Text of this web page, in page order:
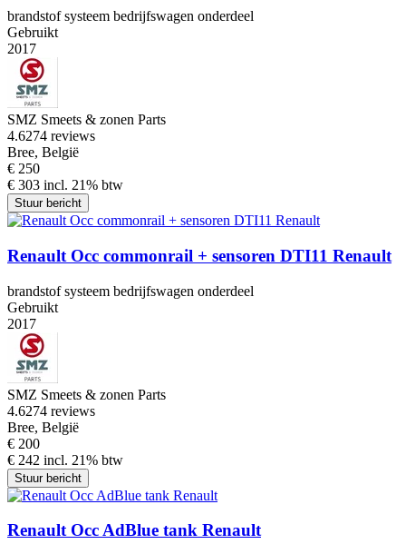
brandstof systeem bedrijfswagen onderdeel
Gebruikt
2017
SMZ Smeets & zonen Parts
4.6274 reviews
Bree, België
€ 250
€ 303 incl. 21% btw
Stuur bericht
Renault Occ commonrail + sensoren DTI11 Renault
brandstof systeem bedrijfswagen onderdeel
Gebruikt
2017
SMZ Smeets & zonen Parts
4.6274 reviews
Bree, België
€ 200
€ 242 incl. 21% btw
Stuur bericht
Renault Occ AdBlue tank Renault